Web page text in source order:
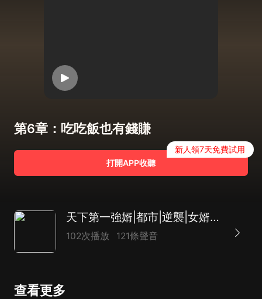
第6章：吃吃飯也有錢賺
打開APP收聽
新人領7天免費試用
天下第一強婿|都市|逆襲|女婿文|AI專輯
102次播放 121條聲音
查看更多